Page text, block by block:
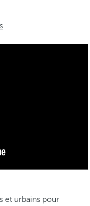
et urbains pour